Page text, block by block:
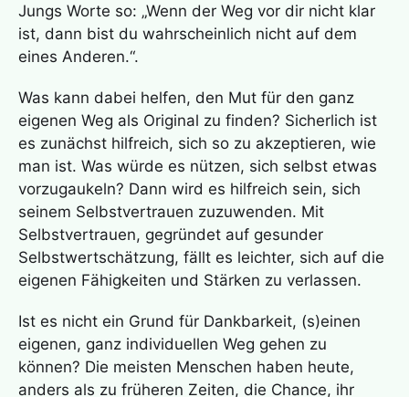
Jungs Worte so: „Wenn der Weg vor dir nicht klar
ist, dann bist du wahrscheinlich nicht auf dem
eines Anderen.“.
Was kann dabei helfen, den Mut für den ganz
eigenen Weg als Original zu finden? Sicherlich ist
es zunächst hilfreich, sich so zu akzeptieren, wie
man ist. Was würde es nützen, sich selbst etwas
vorzugaukeln? Dann wird es hilfreich sein, sich
seinem Selbstvertrauen zuzuwenden. Mit
Selbstvertrauen, gegründet auf gesunder
Selbstwertschätzung, fällt es leichter, sich auf die
eigenen Fähigkeiten und Stärken zu verlassen.
Ist es nicht ein Grund für Dankbarkeit, (s)einen
eigenen, ganz individuellen Weg gehen zu
können? Die meisten Menschen haben heute,
anders als zu früheren Zeiten, die Chance, ihr